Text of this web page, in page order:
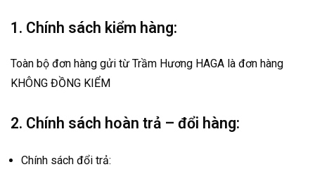
1. Chính sách kiểm hàng:
Toàn bộ đơn hàng gửi từ Trầm Hương HAGA là đơn hàng
KHÔNG ĐỒNG KIỂM
2. Chính sách hoàn trả – đổi hàng:
Chính sách đổi trả: